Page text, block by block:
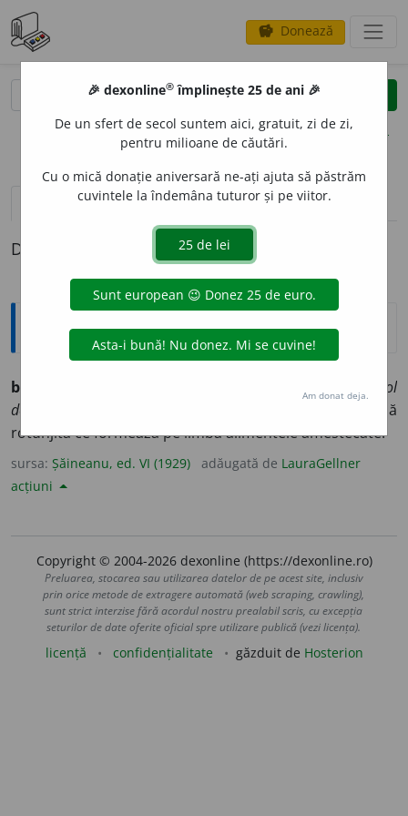
savings Donează
clear
opțiuni
definiții (1) pronunțievolume_up (33)
Definiția cu ID-ul 787469:
Explicative DEX
bol
un bol
de lapte;
massă
rotunjită ce formează pe limbă alimentele amestecate.
sursa: Șăineanu, ed. VI (1929) adăugată de LauraGellner
acțiuni
Copyright © 2004-2026 dexonline (https://dexonline.ro)
Preluarea, stocarea sau utilizarea datelor de pe acest site, inclusiv
prin orice metode de extragere automată (web scraping, crawling),
sunt strict interzise fără acordul nostru prealabil scris, cu excepția
seturilor de date oferite oficial spre utilizare publică (vezi licența).
licență confidențialitate găzduit de Hosterion
🎉 dexonline® împlinește 25 de ani 🎉
De un sfert de secol suntem aici, gratuit, zi de zi,
pentru milioane de căutări.
Cu o mică donație aniversară ne-ați ajuta să păstrăm
cuvintele la îndemâna tuturor și pe viitor.
Am donat deja.